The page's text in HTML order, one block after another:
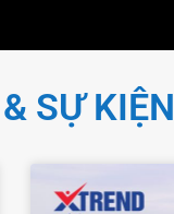
SỰ KIỆN